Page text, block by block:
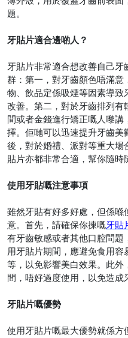
題。
牙貼片適合邊啲人？
牙貼片非常適合想改善自己牙
群：第一，對牙齒顏色唔滿意
物、飲品定係吸煙等因素導致
改善。第二，對於牙齒排列
間或者金錢進行矯正嘅人嚟
擇。佢哋可以迅速提升牙齒
後，對於婚禮、派對等重大
貼片亦都非常合適，幫你隨時
使用牙貼嘅注意事項
雖然牙貼有好多好處，但係喺
意。首先，請確保你揀嘅牙貼
有牙齒敏感或者其他口腔問題
用牙貼片期間，應避免食用
等，以免影響美白效果。此
間，唔好過度使用，以免造成
牙貼片嘅優勢
使用牙貼片嘅最大優勢就係方